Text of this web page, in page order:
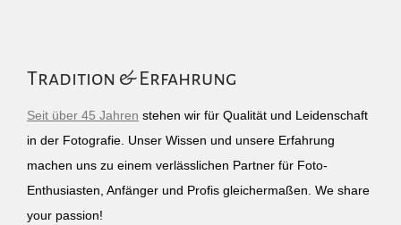
Tradition & Erfahrung
Seit über 45 Jahren stehen wir für Qualität und Leidenschaft
in der Fotografie. Unser Wissen und unsere Erfahrung
machen uns zu einem verlässlichen Partner für Foto-
Enthusiasten, Anfänger und Profis gleichermaßen. We share
your passion!